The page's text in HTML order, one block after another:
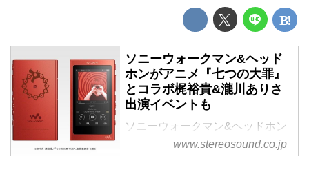
ソニーウォークマン&ヘッド
ホンがアニメ『七つの大罪』
とコラボ梶裕貴&瀧川ありさ
出演イベントも
ソニーウォークマン&ヘッドホン
が、アニメ『七つの大罪』とコラ
ボ
www.stereosound.co.jp